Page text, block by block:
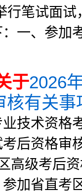
行笔试面
一、参加
于2026
核有关事
技术资格
后资格审
高级考
省直考区